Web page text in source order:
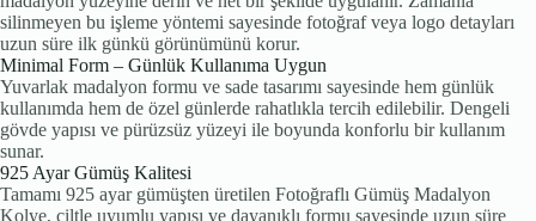
silinmeyen bu işleme yöntemi sayesinde fotoğraf veya logo detayları
uzun süre ilk günkü görünümünü korur.
Minimal Form – Günlük Kullanıma Uygun
Yuvarlak madalyon formu ve sade tasarımı sayesinde hem günlük
kullanımda hem de özel günlerde rahatlıkla tercih edilebilir. Dengeli
gövde yapısı ve pürüzsüz yüzeyi ile boyunda konforlu bir kullanım
sunar.
925 Ayar Gümüş Kalitesi
Tamamı 925 ayar gümüşten üretilen Fotoğraflı Gümüş Madalyon
Kolye, ciltle uyumlu yapısı ve dayanıklı formu sayesinde uzun süre